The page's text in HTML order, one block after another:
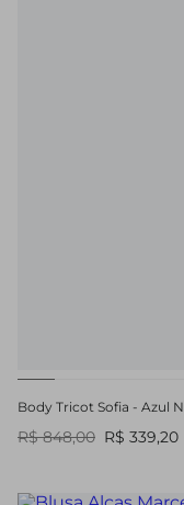
Body Tricot Sofia - Azul
R$ 848,00 R$ 339,20